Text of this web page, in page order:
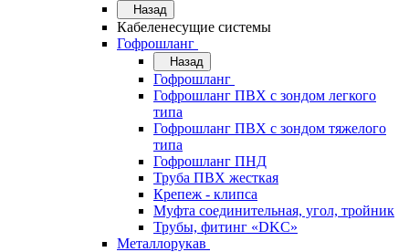
Назад
Кабеленесущие системы
Гофрошланг
Назад
Гофрошланг
Гофрошланг ПВХ с зондом легкого
типа
Гофрошланг ПВХ с зондом тяжелого
типа
Гофрошланг ПНД
Труба ПВХ жесткая
Крепеж - клипса
Муфта соединительная, угол, тройник
Трубы, фитинг «DKC»
Металлорукав